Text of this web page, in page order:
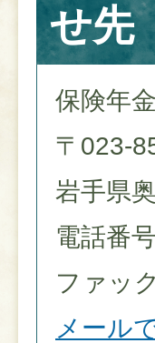
せ先
保険年
〒023-
岩手県
電話番
ファッ
メール